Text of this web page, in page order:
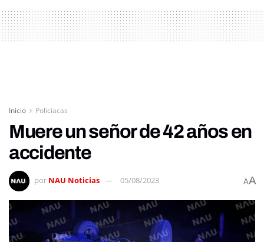
Inicio Policiacas
Muere un señor de 42 años en
accidente
por NAU Noticias 05/08/2023 AA